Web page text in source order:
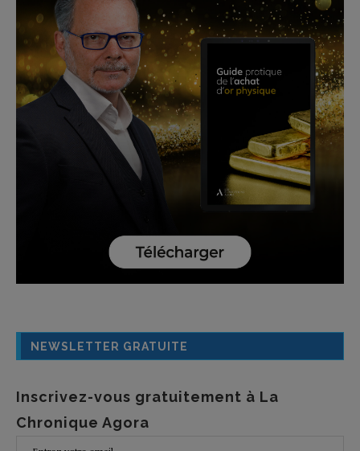
NEWSLETTER GRATUITE
Inscrivez-vous gratuitement à La
Chronique Agora